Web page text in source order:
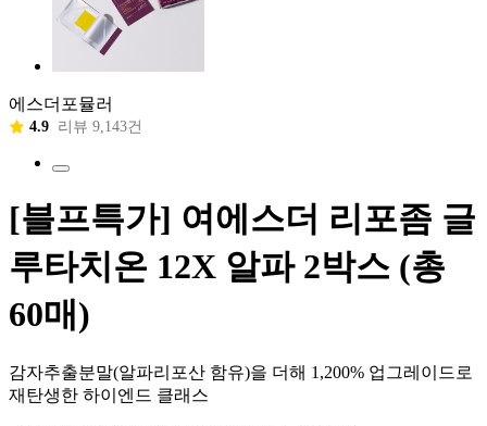
에스더포뮬러
4.9 리뷰 9,143건
[블프특가] 여에스더 리포좀 글
루타치온 12X 알파 2박스 (총
60매)
감자추출분말(알파리포산 함유)을 더해 1,200% 업그레이드로
재탄생한 하이엔드 클래스